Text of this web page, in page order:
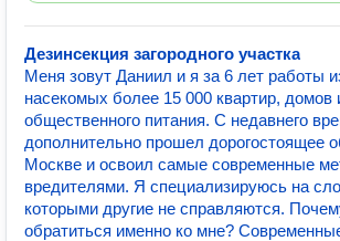
Дезинсекция загородного участка
Меня зовут Даниил и я за 6 лет работы
насекомых более 15 000 квартир, домов
общественного питания. С недавнего
дополнительно прошел дорогостоящее
Москве и освоил самые современные
вредителями. Я специализируюсь на
которыми другие не справляются.
обратиться именно ко мне?